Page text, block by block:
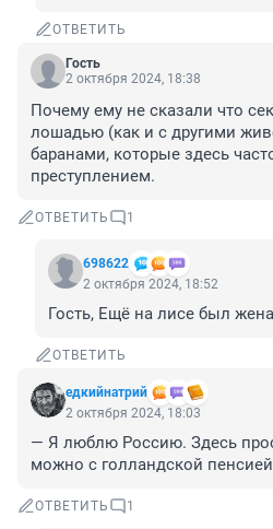
ОТВЕТИТЬ
Гость
2 октября 2024, 18:38
Почему ему не сказали что
лошадью (как и с другими
баранами, которые здесь
преступлением.
ОТВЕТИТЬ 1
698622
2 октября 2024, 18:52
Гость, Ещё на лисе был
ОТВЕТИТЬ
едкийнатрий
2 октября 2024, 18:03
— Я люблю Россию. Здесь
можно с голландской пенсией
ОТВЕТИТЬ 1